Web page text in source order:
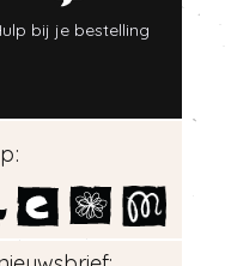
bij je bestelling